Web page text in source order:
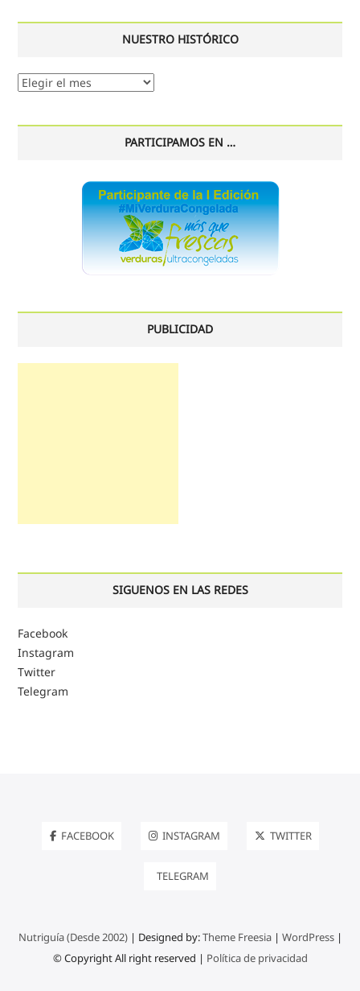
NUESTRO HISTÓRICO
Nuestro
PARTICIPAMOS EN …
PUBLICIDAD
SIGUENOS EN LAS REDES
Facebook
Instagram
Twitter
Telegram
FACEBOOK INSTAGRAM TWITTER
TELEGRAM
Nutriguía (Desde 2002)| Designed by:Theme Freesia| WordPress|
© Copyright All right reserved | Política de privacidad